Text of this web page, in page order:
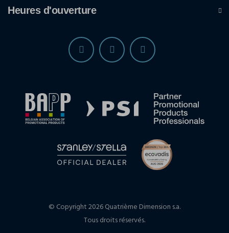
Heures d'ouverture
© Copyright 2026 Quatrième Dimension s.a.
Tous droits réservés.